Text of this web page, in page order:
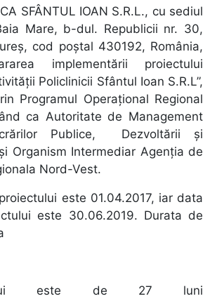
SFÂNTUL IOAN S.R.L., cu sediul
Mare, b-dul. Republicii nr. 30,
cod poștal 430192, România,
implementării proiectului
Policlinicii Sfântul Ioan S.R.L”,
Programul Operațional Regional
ca Autoritate de Management
Publice, Dezvoltării și
Organism Intermediar Agenția de
Nord-Vest.
este 01.04.2017, iar data
este 30.06.2019. Durata de
este de 27 luni